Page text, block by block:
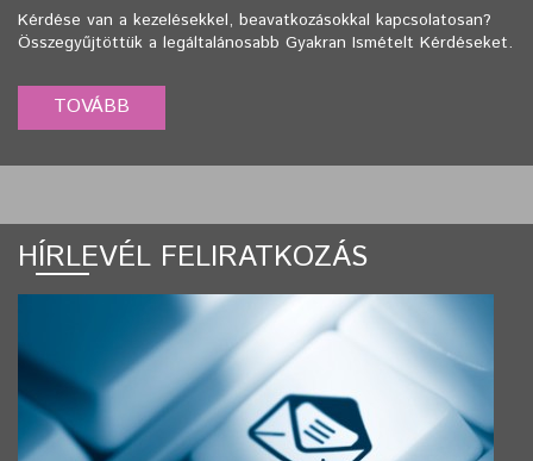
Kérdése van a kezelésekkel, beavatkozásokkal kapcsolatosan?
Összegyűjtöttük a legáltalánosabb Gyakran Ismételt Kérdéseket.
HÍRLEVÉL FELIRATKOZÁS